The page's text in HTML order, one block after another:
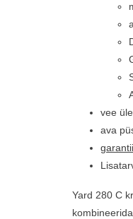
vee
ava
Yard 280 C